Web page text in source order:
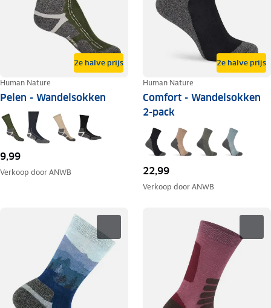
2e halve prijs
Human Nature
Pelen - Wandelsokken
9,99
Verkoop doorANWB
2e halve prijs
Human Nature
Comfort - Wandelsokken
2-pack
22,99
Verkoop doorANWB